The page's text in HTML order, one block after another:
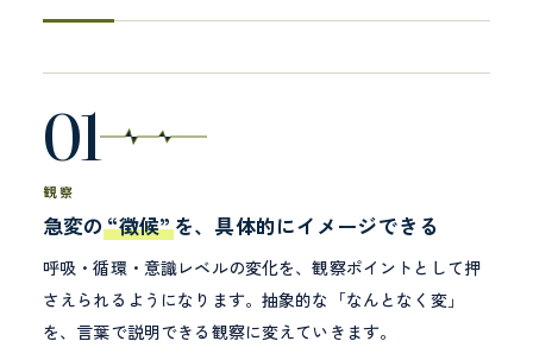
01
観察
急変の“徴候”を、具体的にイメージできる
呼吸・循環・意識レベルの変化を、観察ポイントとして押
さえられるようになります。抽象的な「なんとなく変」
を、言葉で説明できる観察に変えていきます。